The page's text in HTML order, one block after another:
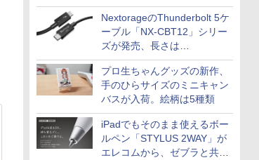
79,800円！秋葉原で中古PC
セール
NextorageのThunderbolt 5ケ
ーブル「NX-CBT12」シリー
ズが発売、長さは
30cm/50cm/1mの3種類
プロ生ちゃんグッズの新作、
手のひらサイズのミニキャン
バスが入荷。絵柄は5種類
iPadでもそのまま使えるボー
ルペン「STYLUS 2WAY」が
エレコムから、ゼブラと共同